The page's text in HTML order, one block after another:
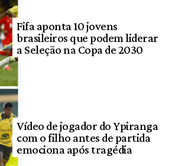
Fifa aponta 10 jovens
brasileiros que podem liderar
a Seleção na Copa de 2030
Vídeo de jogador do Ypiranga
com o filho antes de partida
emociona após tragédia